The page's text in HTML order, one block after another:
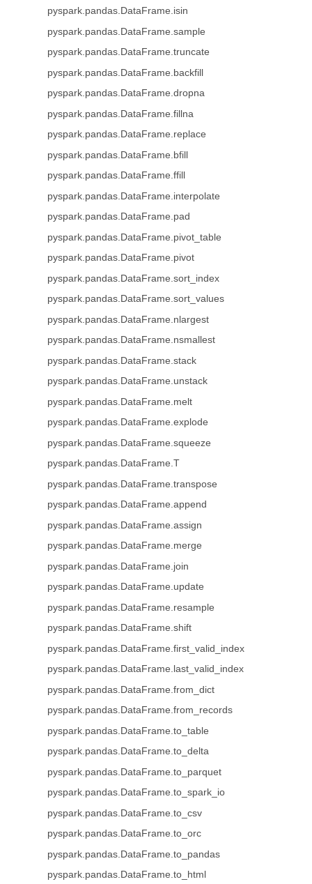
pyspark.pandas.DataFrame.isin
pyspark.pandas.DataFrame.sample
pyspark.pandas.DataFrame.truncate
pyspark.pandas.DataFrame.backfill
pyspark.pandas.DataFrame.dropna
pyspark.pandas.DataFrame.fillna
pyspark.pandas.DataFrame.replace
pyspark.pandas.DataFrame.bfill
pyspark.pandas.DataFrame.ffill
pyspark.pandas.DataFrame.interpolate
pyspark.pandas.DataFrame.pad
pyspark.pandas.DataFrame.pivot_table
pyspark.pandas.DataFrame.pivot
pyspark.pandas.DataFrame.sort_index
pyspark.pandas.DataFrame.sort_values
pyspark.pandas.DataFrame.nlargest
pyspark.pandas.DataFrame.nsmallest
pyspark.pandas.DataFrame.stack
pyspark.pandas.DataFrame.unstack
pyspark.pandas.DataFrame.melt
pyspark.pandas.DataFrame.explode
pyspark.pandas.DataFrame.squeeze
pyspark.pandas.DataFrame.T
pyspark.pandas.DataFrame.transpose
pyspark.pandas.DataFrame.append
pyspark.pandas.DataFrame.assign
pyspark.pandas.DataFrame.merge
pyspark.pandas.DataFrame.join
pyspark.pandas.DataFrame.update
pyspark.pandas.DataFrame.resample
pyspark.pandas.DataFrame.shift
pyspark.pandas.DataFrame.first_valid_index
pyspark.pandas.DataFrame.last_valid_index
pyspark.pandas.DataFrame.from_dict
pyspark.pandas.DataFrame.from_records
pyspark.pandas.DataFrame.to_table
pyspark.pandas.DataFrame.to_delta
pyspark.pandas.DataFrame.to_parquet
pyspark.pandas.DataFrame.to_spark_io
pyspark.pandas.DataFrame.to_csv
pyspark.pandas.DataFrame.to_orc
pyspark.pandas.DataFrame.to_pandas
pyspark.pandas.DataFrame.to_html